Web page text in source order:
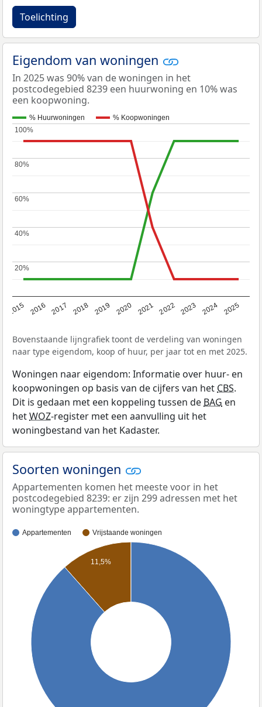
Toelichting
Eigendom van woningen
In 2025 was 90% van de woningen in het
postcodegebied 8239 een huurwoning en 10% was
een koopwoning.
% Huurwoningen % Koopwoningen
2015 2016 2017 2018 2019 2020 2021 2022 2023 2024 2025
20%
20%
40%
40%
60%
60%
80%
80%
100%
100%
Bovenstaande lijngrafiek toont de verdeling van woningen
naar type eigendom, koop of huur, per jaar tot en met 2025.
Woningen naar eigendom: Informatie over huur- en
koopwoningen op basis van de cijfers van het CBS.
Dit is gedaan met een koppeling tussen de BAG en
hetWOZ-register met een aanvulling uit het
woningbestand van het Kadaster.
Soorten woningen
Appartementen komen het meeste voor in het
postcodegebied 8239: er zijn 299 adressen met het
woningtype appartementen.
Appartementen Vrijstaande woningen
11,5%